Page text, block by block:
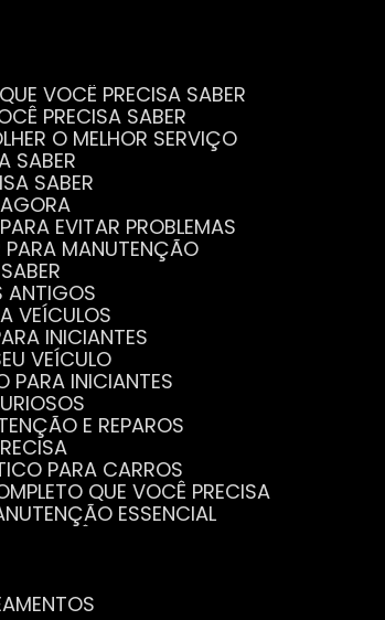
VOCÊ PRECISA SABER
PRECISA SABER
O MELHOR SERVIÇO
SABER
SABER
EVITAR PROBLEMAS
PARA MANUTENÇÃO
ANTIGOS
VEÍCULOS
INICIANTES
VEÍCULO
PARA INICIANTES
E REPAROS
PARA CARROS
QUE VOCÊ PRECISA
ESSENCIAL
VOCÊ PRECISA SABER
DO SEU CARRO
PRECISA SABER
DO SEU CARRO